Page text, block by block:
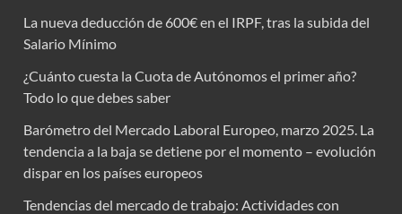
La nueva deducción de 600€ en el IRPF, tras la subida del
Salario Mínimo
¿Cuánto cuesta la Cuota de Autónomos el primer año?
Todo lo que debes saber
Barómetro del Mercado Laboral Europeo, marzo 2025. La
tendencia a la baja se detiene por el momento – evolución
dispar en los países europeos
Tendencias del mercado de trabajo: Actividades con